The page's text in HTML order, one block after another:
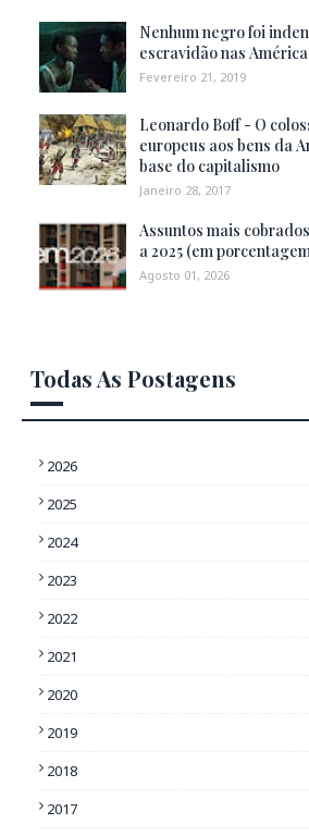
Nenhum negro foi
escravidão nas
Fevereiro 21, 2019
Leonardo Boff - O
europeus aos bens da
base do capitalismo
Janeiro 28, 2017
Assuntos mais
a 2025 (em
Agosto 01, 2026
Todas As Postagens
2026
2025
2024
2023
2022
2021
2020
2019
2018
2017